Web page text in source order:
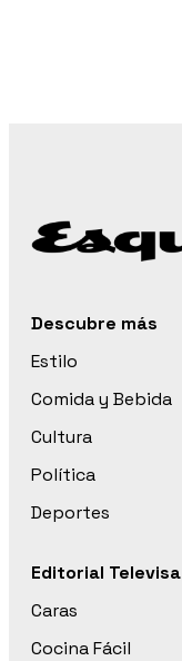
Descubre más
Estilo
Comida y Bebida
Cultura
Política
Deportes
Editorial Televisa
Caras
Cocina Fácil